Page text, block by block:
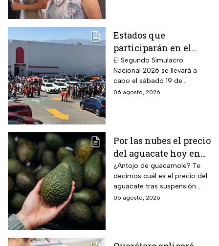
Estados que
participarán en el
Segundo Simulacro
Nacional 2026
El Segundo Simulacro
Nacional 2026 se llevará a
cabo el sábado 19 de
septiembre y tendrá hipótesis
06 agosto, 2026
Por las nubes el precio
del aguacate hoy en
México
¿Antojo de guacamole? Te
decimos cuál es el precio del
aguacate tras suspensión
temporal de exportaciones de
06 agosto, 2026